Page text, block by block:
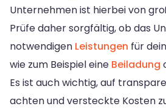
Unternehmen ist hierbei von
Prüfe daher sorgfältig, ob das
notwendigen Leistungen für
wie zum Beispiel eine Beiladung
Es ist auch wichtig, auf
achten und versteckte Kosten